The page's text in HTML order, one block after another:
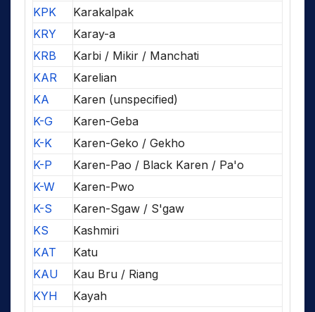
KPK
Karakalpak
KRY
Karay-a
KRB
Karbi / Mikir / Manchati
KAR
Karelian
KA
Karen (unspecified)
K-G
Karen-Geba
K-K
Karen-Geko / Gekho
K-P
Karen-Pao / Black Karen / Pa'o
K-W
Karen-Pwo
K-S
Karen-Sgaw / S'gaw
KS
Kashmiri
KAT
Katu
KAU
Kau Bru / Riang
KYH
Kayah